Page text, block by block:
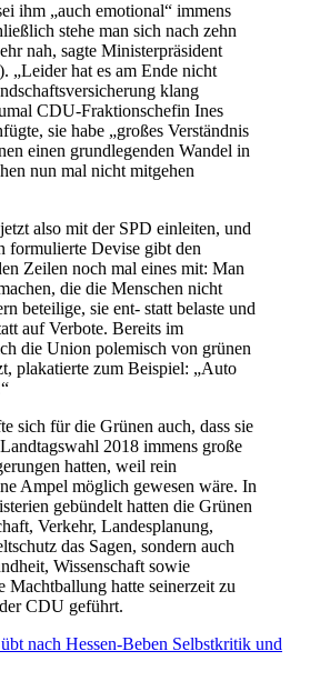
ihm „auch emotional“ immens
stehe man sich nach zehn
nah, sagte Ministerpräsident
„Leider hat es am Ende nicht
klang
CDU-Fraktionschefin Ines
sie habe „großes Verständnis
einen grundlegenden Wandel in
nun mal nicht mitgehen
also mit der SPD einleiten, und
formulierte Devise gibt den
Zeilen noch mal eines mit: Man
die die Menschen nicht
beteilige, sie ent- statt belaste und
auf Verbote. Bereits im
die Union polemisch von grünen
plakatierte zum Beispiel: „Auto
sich für die Grünen auch, dass sie
2018 immens große
hatten, weil rein
Ampel möglich gewesen wäre. In
gebündelt hatten die Grünen
Verkehr, Landesplanung,
das Sagen, sondern auch
Wissenschaft sowie
Machtballung hatte seinerzeit zu
CDU geführt.
nach Hessen-Beben Selbstkritik und